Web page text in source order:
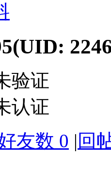
(UID:
验证
认证
友数 0 | 回